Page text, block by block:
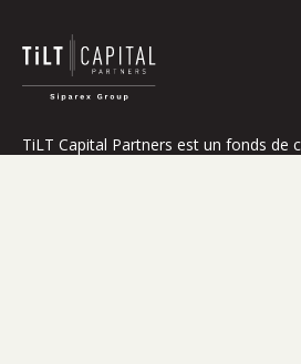
TiLT Capital Partners est un fonds de